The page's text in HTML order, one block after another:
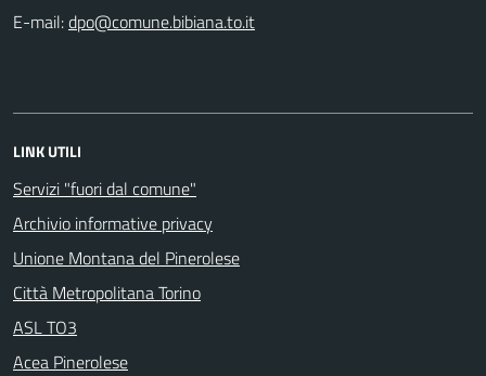
E-mail:
LINK UTILI
Servizi "fuori dal comune"
Archivio informative privacy
Unione Montana del Pinerolese
Città Metropolitana Torino
ASL TO3
Acea Pinerolese